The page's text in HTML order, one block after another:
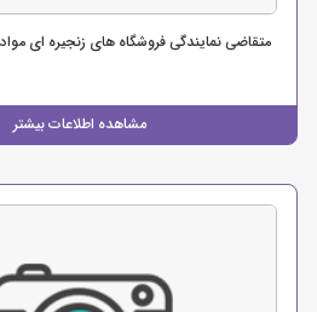
مشاهده اطلاعات بیشتر
متقاضی نمایندگی فروشگاه های زنجیره ای